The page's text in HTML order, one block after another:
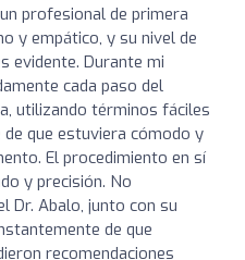
profesional de primera
y empático, y su nivel de
evidente. Durante mi
cada paso del
utilizando términos fáciles
que estuviera cómodo y
El procedimiento en sí
y precisión. No
Dr. Abalo, junto con su
de que
recomendaciones